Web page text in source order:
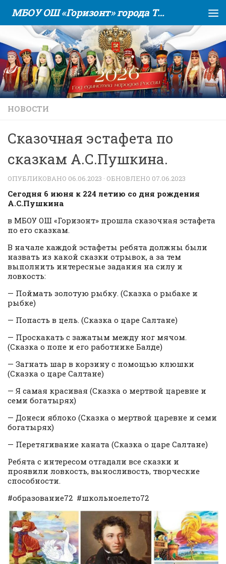
Skip to content МБОУ ОШ «Горизонт» города Тюмени
НОВОСТИ
Сказочная эстафета по
сказкам А.С.Пушкина.
ОПУБЛИКОВАНО 06.06.2023 · ОБНОВЛЕНО 07.06.2023
Сегодня 6 июня к 224 летию со дня рождения
А.С.Пушкина
в МБОУ ОШ «Горизонт» прошла сказочная эстафета
по его сказкам.
В начале каждой эстафеты ребята должны были
назвать из какой сказки отрывок, а за тем
выполнить интересные задания на силу и
ловкость:
— Поймать золотую рыбку. (Сказка о рыбаке и
рыбке)
— Попасть в цель. (Сказка о царе Салтане)
— Проскакать с зажатым между ног мячом.
(Сказка о попе и его работнике Балде)
— Загнать шар в корзину с помощью клюшки
(Сказка о царе Салтане)
— Я самая красивая (Сказка о мертвой царевне и
семи богатырях)
— Донеси яблоко (Сказка о мертвой царевне и семи
богатырях)
— Перетягивание каната (Сказка о царе Салтане)
Ребята с интересом отгадали все сказки и
проявили ловкость, выносливость, творческие
способности.
#образование72 #школьноелето72